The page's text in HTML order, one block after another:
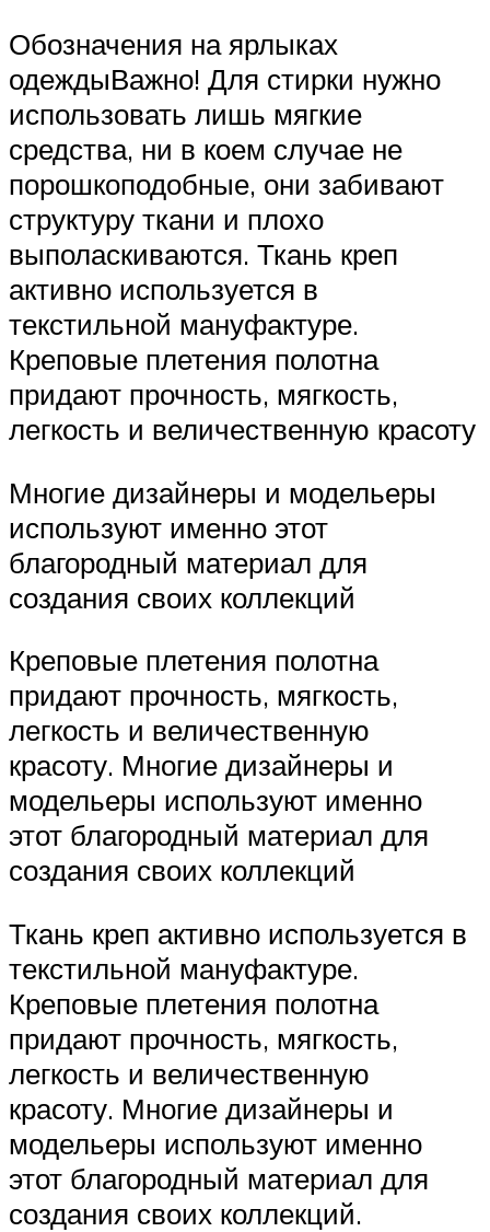
Обозначения на ярлыках
одеждыВажно! Для стирки нужно
использовать лишь мягкие
средства, ни в коем случае не
порошкоподобные, они забивают
структуру ткани и плохо
выполаскиваются. Ткань креп
активно используется в
текстильной мануфактуре.
Креповые плетения полотна
придают прочность, мягкость,
легкость и величественную красоту
Многие дизайнеры и модельеры
используют именно этот
благородный материал для
создания своих коллекций
Креповые плетения полотна
придают прочность, мягкость,
легкость и величественную
красоту. Многие дизайнеры и
модельеры используют именно
этот благородный материал для
создания своих коллекций
Ткань креп активно используется в
текстильной мануфактуре.
Креповые плетения полотна
придают прочность, мягкость,
легкость и величественную
красоту. Многие дизайнеры и
модельеры используют именно
этот благородный материал для
создания своих коллекций.